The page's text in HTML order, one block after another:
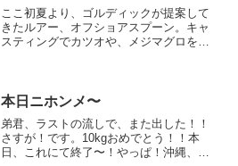
ここ初夏より、ゴルディックが提案して
きたルアー、オフショアスプーン。キャ
スティングでカツオや、メジマグロを狙
円（税込）（...
本日ニホンメ〜
弟君、ラストの流しで、また出した！！
さすが！です。10kgおめでとう！！本
日、これにて終了〜！やっぱ！沖縄、最